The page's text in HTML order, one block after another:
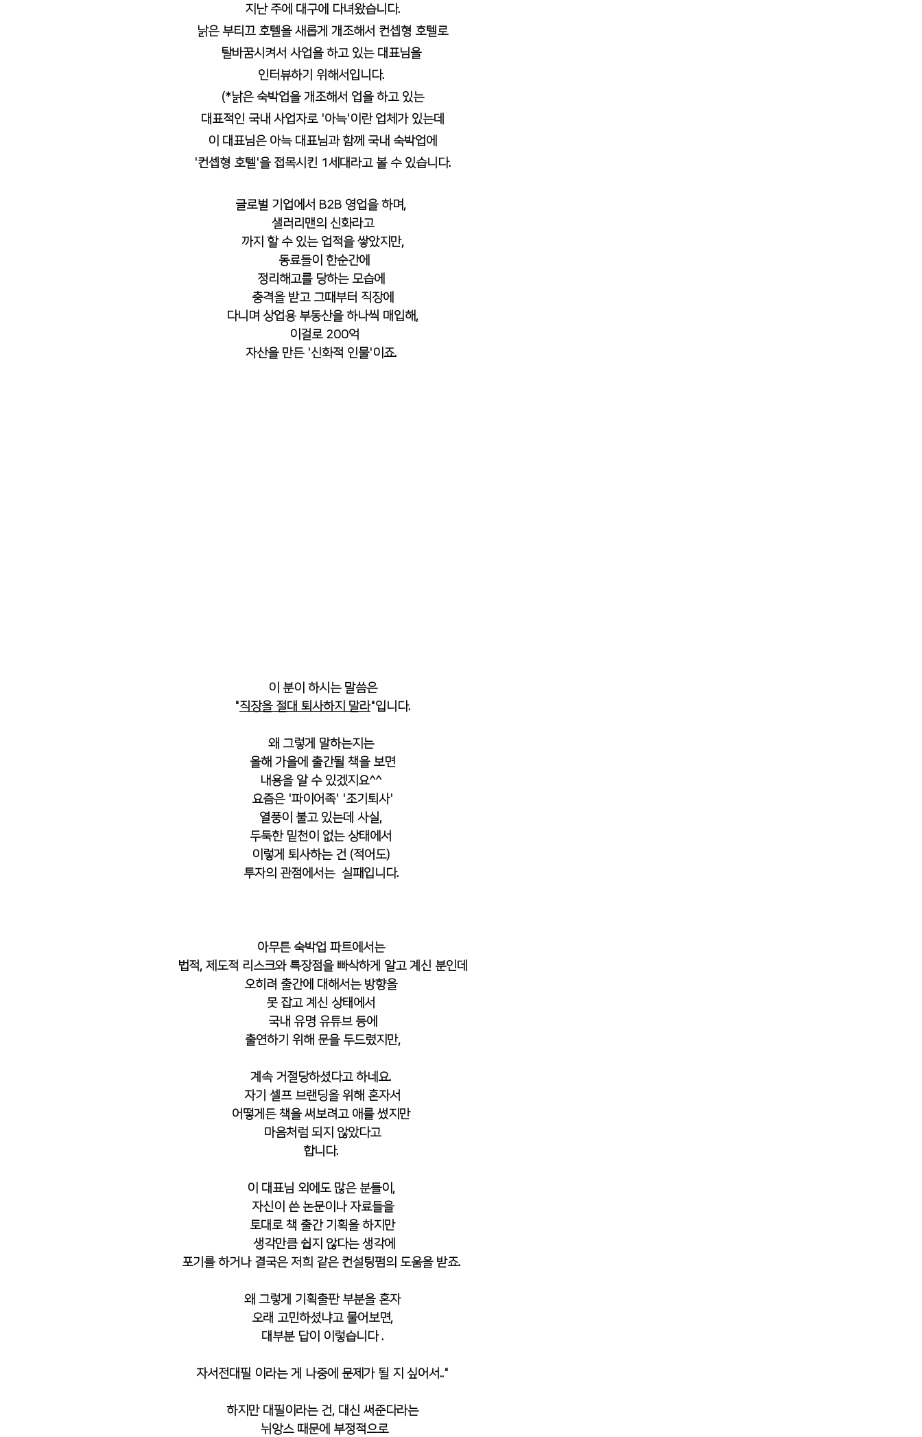
코인 투자 서적 대필출판 자서전출판
여성기업 사례집제작
지난 주에 대구에 다녀왔습니다.
낡은 부티끄 호텔을 새롭게 개조해서 컨셉형 호텔로
탈바꿈시켜서 사업을 하고 있는 대표님을
인터뷰하기 위해서입니다.
(*낡은 숙박업을 개조해서 업을 하고 있는
대표적인 국내 사업자로 '아늑'이란 업체가 있는데
이 대표님은 아늑 대표님과 함께 국내 숙박업에
'컨셉형 호텔'을 접목시킨 1세대라고 볼 수 있습니다.
글로벌 기업에서 B2B 영업을 하며,
샐러리맨의 신화라고
까지 할 수 있는 업적을 쌓았지만,
동료들이 한순간에
정리해고를 당하는 모습에
충격을 받고 그때부터 직장에
다니며 상업용 부동산을 하나씩 매입해,
이걸로 200억
자산을 만든 '신화적 인물'이죠.
이 분이 하시는 말씀은
"직장을 절대 퇴사하지 말라"입니다.
왜 그렇게 말하는지는
올해 가을에 출간될 책을 보면
내용을 알 수 있겠지요^^
요즘은 '파이어족' '조기퇴사'
열풍이 불고 있는데 사실,
두둑한 밑천이 없는 상태에서
이렇게 퇴사하는 건 (적어도)
투자의 관점에서는  실패입니다.
아무튼 숙박업 파트에서는
법적, 제도적 리스크와 특장점을 빠삭하게 알고 계신 분인데
오히려 출간에 대해서는 방향을
못 잡고 계신 상태에서
국내 유명 유튜브 등에
출연하기 위해 문을 두드렸지만,
계속 거절당하셨다고 하네요.
자기 셀프 브랜딩을 위해 혼자서
어떻게든 책을 써보려고 애를 썼지만
마음처럼 되지 않았다고
합니다.
이 대표님 외에도 많은 분들이,
자신이 쓴 논문이나 자료들을
토대로 책 출간 기획을 하지만
생각만큼 쉽지 않다는 생각에
포기를 하거나 결국은 저희 같은 컨설팅펌의 도움을 받죠.
왜 그렇게 기획출판 부분을 혼자
오래 고민하셨냐고 물어보면,
대부분 답이 이렇습니다 .
자서전대필 이라는 게 나중에 문제가 될 지 싶어서.."
하지만 대필이라는 건, 대신 써준다라는
뉘앙스 때문에 부정적으로